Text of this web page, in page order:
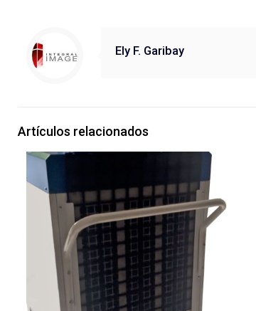
Ely F. Garibay
Artículos relacionados